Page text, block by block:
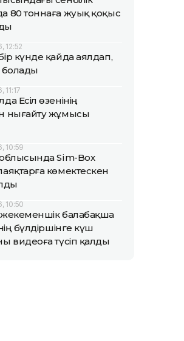
80 тоннаға жуық қоқыс
12:52
күнде қайда аялдап,
болады
11:17
Есіл өзенінің
нығайту жұмысы
10:59
Sim-Box
көмектескен
10:50
балабақша
бүлдіршінге күш
видеоға түсіп қалды